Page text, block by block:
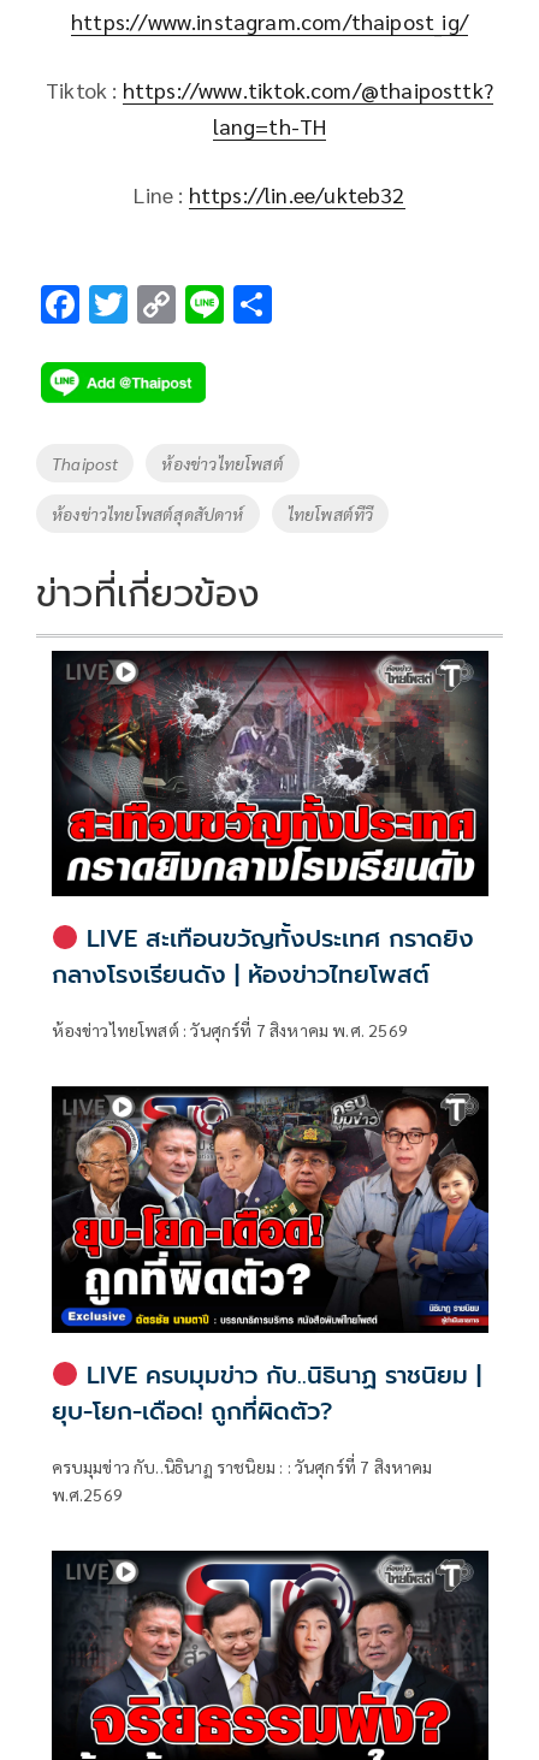
https://www.instagram.com/thaipost_ig/
Tiktok : https://www.tiktok.com/@thaiposttk?
lang=th-TH
Line : https://lin.ee/ukteb32
F
e
b
o
o
k
T
tt
er
C
p
y
Li
k
Li
Tags
Thaipost ห้องข่าวไทยโพสต์
ห้องข่าวไทยโพสต์สุดสัปดาห์ ไทยโพสต์ทีวี
ข่าวที่เกี่ยวข้อง
LIVE สะเทือนขวัญทั้งประเทศ กราดยิง
กลางโรงเรียนดัง | ห้องข่าวไทยโพสต์
ห้องข่าวไทยโพสต์ : วันศุกร์ที่ 7 สิงหาคม พ.ศ. 2569
LIVE ครบมุมข่าว กับ..นิธินาฏ ราชนิยม |
ยุบ-โยก-เดือด! ถูกที่ผิดตัว?
ครบมุมข่าว กับ..นิธินาฏ ราชนิยม : : วันศุกร์ที่ 7 สิงหาคม
พ.ศ.2569